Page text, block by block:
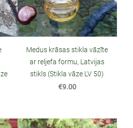
Medus krāsas stikla vāzīte
ar reljefa formu, Latvijas
stikls (Stikla vāze LV 50)
€9.00